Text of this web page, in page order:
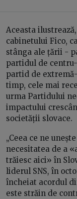
Aceasta
cabinetului Fico,
stânga ale țării -
partidul de
partid de
timp, cele mai
urma Partidului
impactului
societății slovace.
„Ceea ce ne
necesitatea de a
trăiesc aici» în
liderul SNS, în
încheiat acordul
este străin de